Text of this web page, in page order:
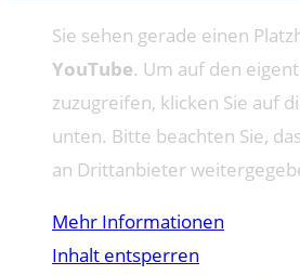
Sie sehen gerade einen
YouTube. Um auf den
zuzugreifen, klicken Sie auf
unten. Bitte beachten Sie,
an Drittanbieter
Mehr Informationen
Inhalt entsperren